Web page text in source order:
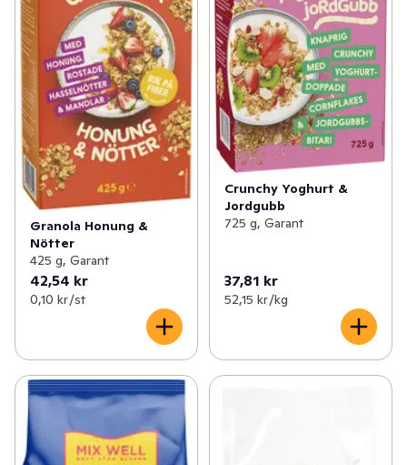
Granola Honung &
Nötter
425 g, Garant
42,54 kr
0,10 kr /st
Crunchy Yoghurt &
Jordgubb
725 g, Garant
37,81 kr
52,15 kr /kg